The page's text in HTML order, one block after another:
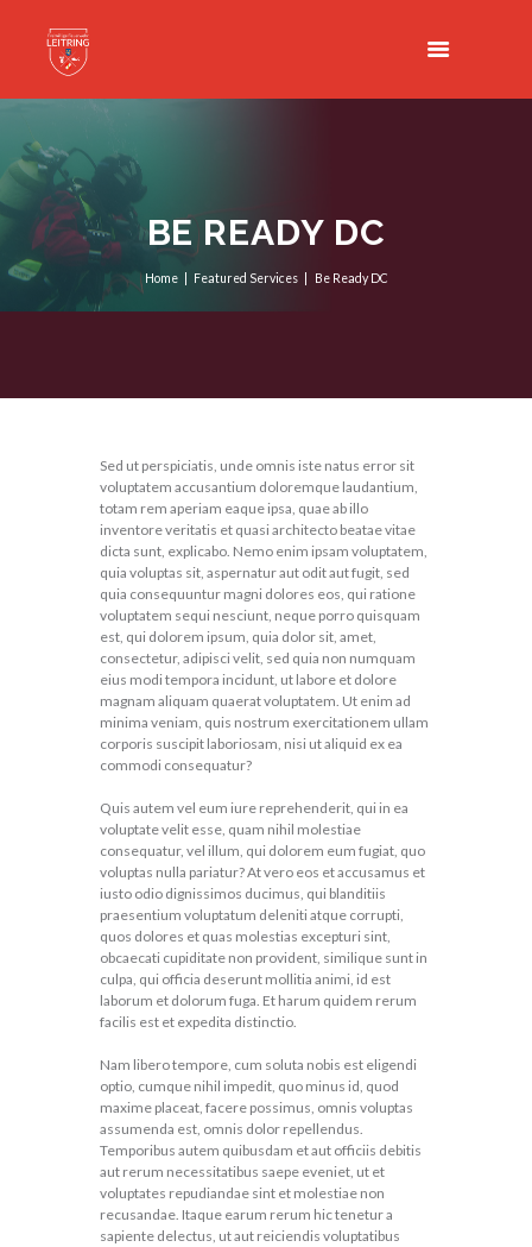
BE READY DC
Home Featured Services Be Ready DC
Sed ut perspiciatis, unde omnis iste natus error sit
voluptatem accusantium doloremque laudantium,
totam rem aperiam eaque ipsa, quae ab illo
inventore veritatis et quasi architecto beatae vitae
dicta sunt, explicabo. Nemo enim ipsam voluptatem,
quia voluptas sit, aspernatur aut odit aut fugit, sed
quia consequuntur magni dolores eos, qui ratione
voluptatem sequi nesciunt, neque porro quisquam
est, qui dolorem ipsum, quia dolor sit, amet,
consectetur, adipisci velit, sed quia non numquam
eius modi tempora incidunt, ut labore et dolore
magnam aliquam quaerat voluptatem. Ut enim ad
minima veniam, quis nostrum exercitationem ullam
corporis suscipit laboriosam, nisi ut aliquid ex ea
commodi consequatur?
Quis autem vel eum iure reprehenderit, qui in ea
voluptate velit esse, quam nihil molestiae
consequatur, vel illum, qui dolorem eum fugiat, quo
voluptas nulla pariatur? At vero eos et accusamus et
iusto odio dignissimos ducimus, qui blanditiis
praesentium voluptatum deleniti atque corrupti,
quos dolores et quas molestias excepturi sint,
obcaecati cupiditate non provident, similique sunt in
culpa, qui officia deserunt mollitia animi, id est
laborum et dolorum fuga. Et harum quidem rerum
facilis est et expedita distinctio.
Nam libero tempore, cum soluta nobis est eligendi
optio, cumque nihil impedit, quo minus id, quod
maxime placeat, facere possimus, omnis voluptas
assumenda est, omnis dolor repellendus.
Temporibus autem quibusdam et aut officiis debitis
aut rerum necessitatibus saepe eveniet, ut et
voluptates repudiandae sint et molestiae non
recusandae. Itaque earum rerum hic tenetur a
sapiente delectus, ut aut reiciendis voluptatibus